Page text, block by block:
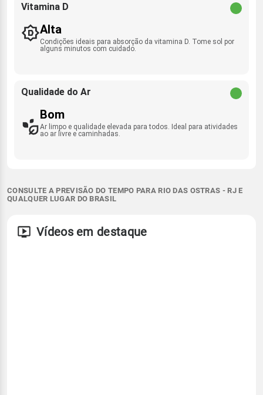
Vitamina D
Alta
Condições ideais para absorção da vitamina D. Tome sol por
alguns minutos com cuidado.
Qualidade do Ar
Bom
Ar limpo e qualidade elevada para todos. Ideal para atividades
ao ar livre e caminhadas.
CONSULTE A PREVISÃO DO TEMPO PARA RIO DAS OSTRAS - RJ E
QUALQUER LUGAR DO BRASIL
Vídeos em destaque